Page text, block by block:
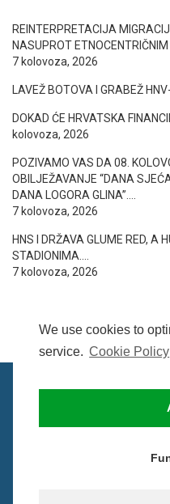
We use cookies to
service. Cookie Policy
REINTERPRETACIJA
NASUPROT
7 kolovoza, 2026
LAVEŽ BOTOVA I GRABEŽ
DOKAD ĆE HRVATSKA
kolovoza, 2026
POZIVAMO VAS DA 08.
OBILJEŽAVANJE “DANA
DANA LOGORA GLINA”….
7 kolovoza, 2026
HNS I DRŽAVA GLUME RED, A
STADIONIMA….
7 kolovoza, 2026
UVIJETI